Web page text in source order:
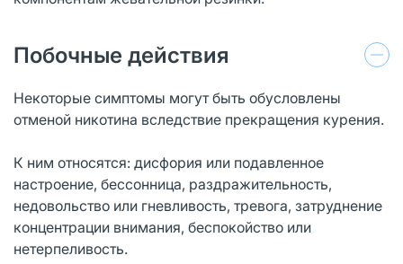
Побочные действия
Некоторые симптомы могут быть обусловлены
отменой никотина вследствие прекращения курения.
К ним относятся: дисфория или подавленное
настроение, бессонница, раздражительность,
недовольство или гневливость, тревога, затруднение
концентрации внимания, беспокойство или
нетерпеливость.